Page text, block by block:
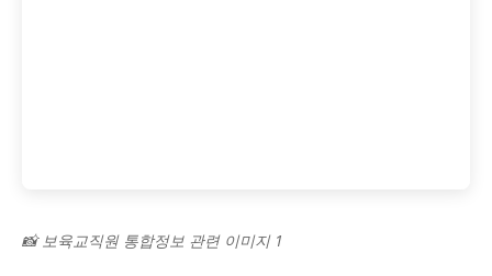
📸 보육교직원 통합정보 관련 이미지 1